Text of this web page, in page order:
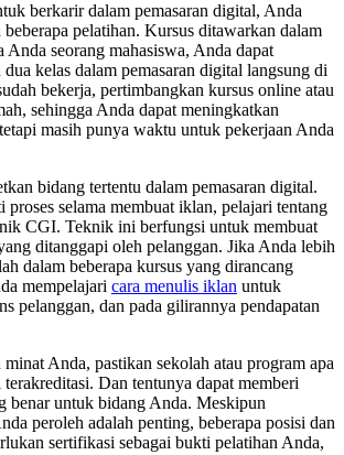
berkarir dalam pemasaran digital, Anda
pelatihan. Kursus ditawarkan dalam
Anda seorang mahasiswa, Anda dapat
kelas dalam pemasaran digital langsung di
bekerja, pertimbangkan kursus online atau
sehingga Anda dapat meningkatkan
masih punya waktu untuk pekerjaan Anda
bidang tertentu dalam pemasaran digital.
proses selama membuat iklan, pelajari tentang
CGI. Teknik ini berfungsi untuk membuat
ditanggapi oleh pelanggan. Jika Anda lebih
dalam beberapa kursus yang dirancang
mempelajari cara menulis iklan untuk
pelanggan, dan pada gilirannya pendapatan
Anda, pastikan sekolah atau program apa
Dan tentunya dapat memberi
benar untuk bidang Anda. Meskipun
peroleh adalah penting, beberapa posisi dan
sertifikasi sebagai bukti pelatihan Anda,